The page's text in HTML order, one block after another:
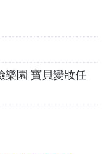
樂園 寶貝變妝任